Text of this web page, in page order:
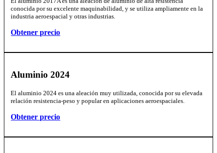
conocida por su excelente maquinabilidad, y se utiliza ampliamente en la
industria aeroespacial y otras industrias.
Obtener precio
Aluminio 2024
El aluminio 2024 es una aleación muy utilizada, conocida por su elevada
relación resistencia-peso y popular en aplicaciones aeroespaciales.
Obtener precio